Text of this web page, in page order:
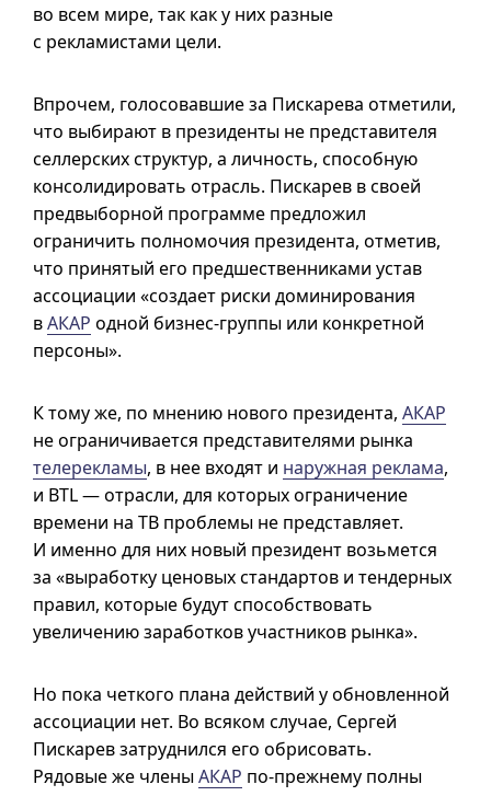
во всем мире, так как у них разные
с рекламистами цели.
Впрочем, голосовавшие за Пискарева отметили,
что выбирают в президенты не представителя
селлерских структур, а личность, способную
консолидировать отрасль. Пискарев в своей
предвыборной программе предложил
ограничить полномочия президента, отметив,
что принятый его предшественниками устав
ассоциации «создает риски доминирования
вАКАР одной бизнес-группы или конкретной
персоны».
К тому же, по мнению нового президента, АКАР
не ограничивается представителями рынка
телерекламы, в нее входят и наружная реклама,
и BTL — отрасли, для которых ограничение
времени на ТВ проблемы не представляет.
И именно для них новый президент возьмется
за «выработку ценовых стандартов и тендерных
правил, которые будут способствовать
увеличению заработков участников рынка».
Но пока четкого плана действий у обновленной
ассоциации нет. Во всяком случае, Сергей
Пискарев затруднился его обрисовать.
Рядовые же членыАКАР по-прежнему полны